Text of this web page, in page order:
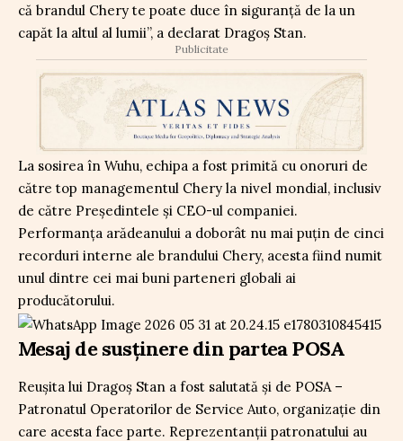
că brandul Chery te poate duce în siguranță de la un
capăt la altul al lumii”, a declarat Dragoș Stan.
Publicitate
La sosirea în Wuhu, echipa a fost primită cu onoruri de
către top managementul Chery la nivel mondial, inclusiv
de către Președintele și CEO-ul companiei.
Performanța arădeanului a doborât nu mai puțin de cinci
recorduri interne ale brandului Chery, acesta fiind numit
unul dintre cei mai buni parteneri globali ai
producătorului.
Mesaj de susținere din partea POSA
Reușita lui Dragoș Stan a fost salutată și de POSA –
Patronatul Operatorilor de Service Auto, organizație din
care acesta face parte. Reprezentanții patronatului au